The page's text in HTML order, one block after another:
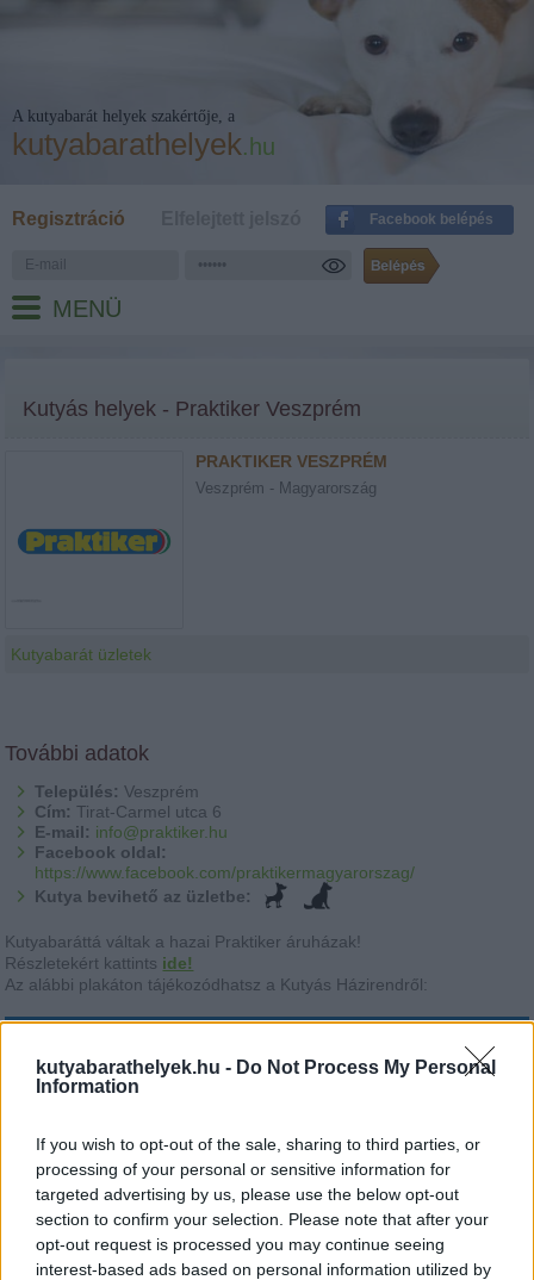
kutyabarathelyek.hu - Do Not Process My Personal
Information
If you wish to opt-out of the sale, sharing to third parties, or
processing of your personal or sensitive information for
targeted advertising by us, please use the below opt-out
section to confirm your selection. Please note that after your
opt-out request is processed you may continue seeing
interest-based ads based on personal information utilized by
A kutyabarát helyek szakértője, a
kutyabarathelyek.hu
Regisztráció Facebook belépés
MENÜ
Kutyás helyek - Praktiker Veszprém
PRAKTIKER VESZPRÉM
Veszprém - Magyarország
Kutyabarát üzletek
További adatok
Település: Veszprém
Cím: Tirat-Carmel utca 6
E-mail: info@praktiker.hu
Facebook oldal:
https://www.facebook.com/praktikermagyarorszag/
Kutya bevihető az üzletbe:
Kutyabaráttá váltak a hazai Praktiker áruházak!
Részletekért kattints ide!
Az alábbi plakáton tájékozódhatsz a Kutyás Házirendről: